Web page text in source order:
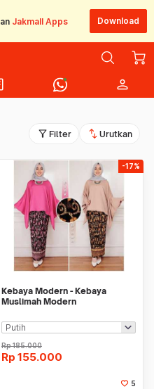
Jakmall Apps Download
person
filter_alt Filter swap_vert Urutkan
-17%
Kebaya Modern - Kebaya
Muslimah Modern
Rp185.000
Rp 155.000
5